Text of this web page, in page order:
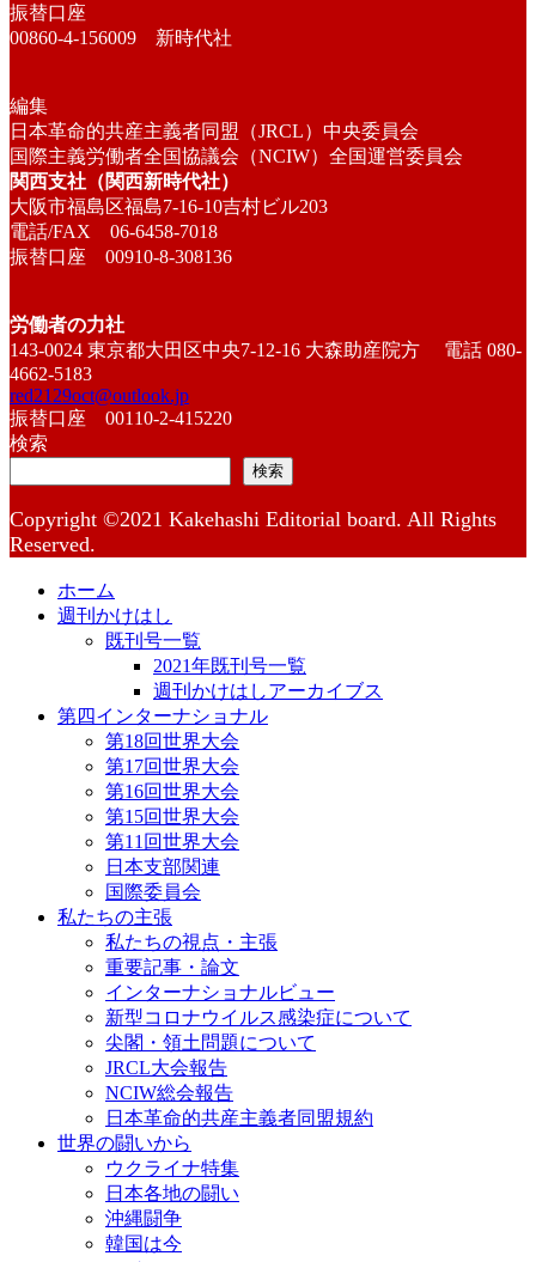
振替口座
00860-4-156009 新時代社
編集
日本革命的共産主義者同盟（JRCL）中央委員会
国際主義労働者全国協議会（NCIW）全国運営委員会
関西支社（関西新時代社）
大阪市福島区福島7-16-10吉村ビル203
電話/FAX 06-6458-7018
振替口座 00910-8-308136
労働者の力社
143-0024 東京都大田区中央7-12-16 大森助産院方 電話 080-
4662-5183
red2129oct@outlook.jp
振替口座 00110-2-415220
検索
検索
Copyright ©2021 Kakehashi Editorial board. All Rights
Reserved.
ホーム
週刊かけはし
既刊号一覧
2021年既刊号一覧
週刊かけはしアーカイブス
第四インターナショナル
第18回世界大会
第17回世界大会
第16回世界大会
第15回世界大会
第11回世界大会
日本支部関連
国際委員会
私たちの主張
私たちの視点・主張
重要記事・論文
インターナショナルビュー
新型コロナウイルス感染症について
尖閣・領土問題について
JRCL大会報告
NCIW総会報告
日本革命的共産主義者同盟規約
世界の闘いから
ウクライナ特集
日本各地の闘い
沖縄闘争
韓国は今